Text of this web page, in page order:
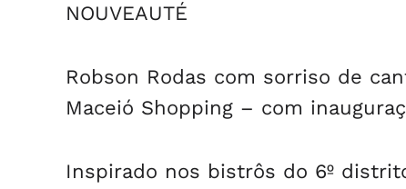
NOUVEAUTÉ
Robson Rodas com sorriso de
Maceió Shopping – com
Inspirado nos bistrôs do 6º